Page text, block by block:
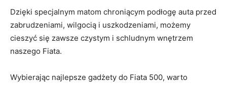
Dzięki ​specjalnym matom chroniącym podłogę auta przed
​zabrudzeniami,⁣ wilgocią​ i uszkodzeniami, ⁤możemy
‍cieszyć się⁣ zawsze czystym⁤ i⁢ schludnym ⁣wnętrzem
naszego Fiata.
Wybierając najlepsze gadżety​ do​ Fiata 500, warto